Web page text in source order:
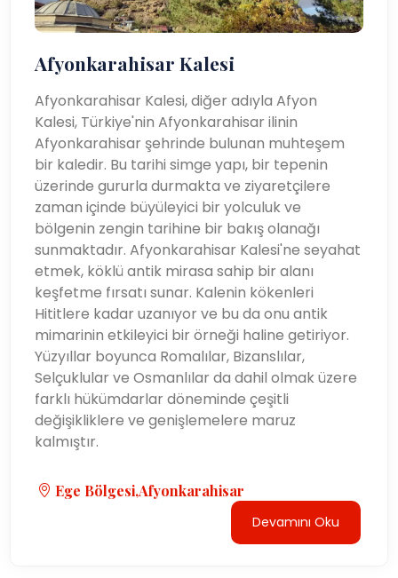
Afyonkarahisar Kalesi
Afyonkarahisar Kalesi, diğer adıyla Afyon
Kalesi, Türkiye'nin Afyonkarahisar ilinin
Afyonkarahisar şehrinde bulunan muhteşem
bir kaledir. Bu tarihi simge yapı, bir tepenin
üzerinde gururla durmakta ve ziyaretçilere
zaman içinde büyüleyici bir yolculuk ve
bölgenin zengin tarihine bir bakış olanağı
sunmaktadır. Afyonkarahisar Kalesi'ne seyahat
etmek, köklü antik mirasa sahip bir alanı
keşfetme fırsatı sunar. Kalenin kökenleri
Hititlere kadar uzanıyor ve bu da onu antik
mimarinin etkileyici bir örneği haline getiriyor.
Yüzyıllar boyunca Romalılar, Bizanslılar,
Selçuklular ve Osmanlılar da dahil olmak üzere
farklı hükümdarlar döneminde çeşitli
değişikliklere ve genişlemelere maruz
kalmıştır.
Ege Bölgesi,Afyonkarahisar
Devamını Oku